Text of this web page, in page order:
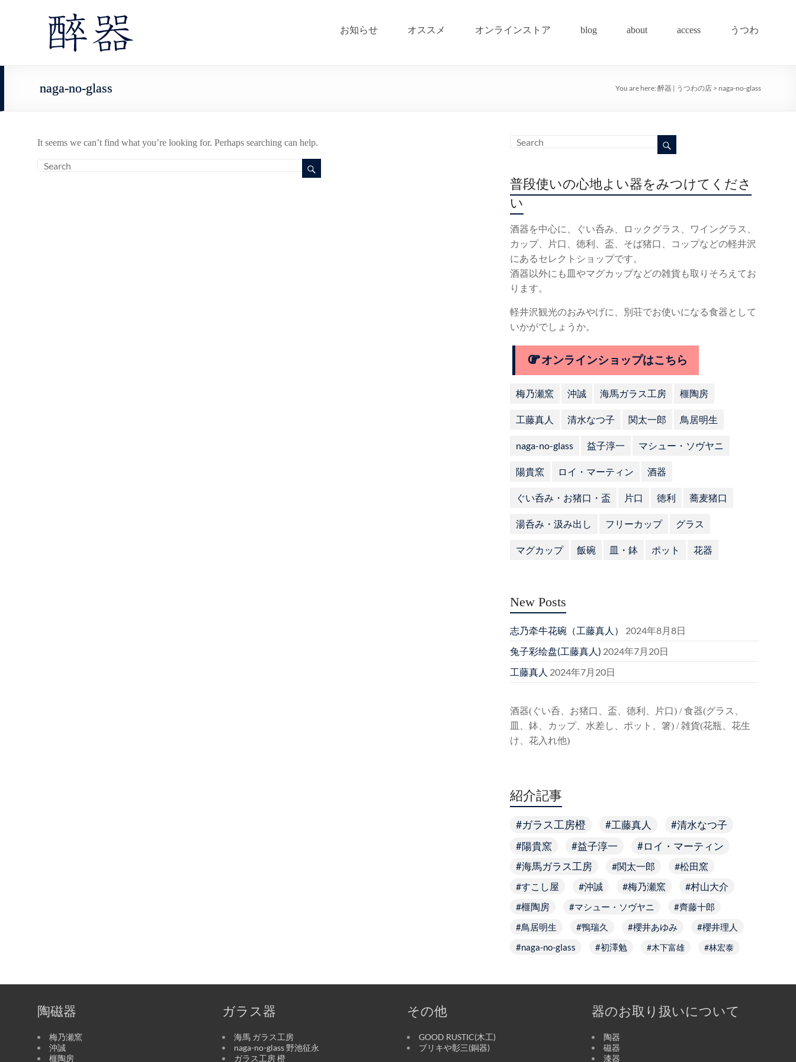
お知らせ オススメ オンラインストア blog about access うつわ
naga-no-glass You are here: 醉器 | うつわの店> naga-no-glass
It seems we can’t find what you’re looking for. Perhaps searching can help.
普段使いの心地よい器をみつけてくださ
い
酒器を中心に、ぐい呑み、ロックグラス、ワイングラス、
カップ、片口、徳利、盃、そば猪口、コップなどの軽井沢
にあるセレクトショップです。
酒器以外にも皿やマグカップなどの雑貨も取りそろえてお
ります。
軽井沢観光のおみやげに、別荘でお使いになる食器として
いかがでしょうか。
オンラインショップはこちら
梅乃瀬窯 沖誠 海馬ガラス工房 榧陶房
工藤真人 清水なつ子 関太一郎 鳥居明生
naga-no-glass 益子淳一 マシュー・ソヴヤニ
陽貴窯 ロイ・マーティン 酒器
ぐい呑み・お猪口・盃 片口 徳利 蕎麦猪口
湯呑み・汲み出し フリーカップ グラス
マグカップ 飯碗 皿・鉢 ポット 花器
New Posts
志乃牵牛花碗（工藤真人）
2024年8月8日
兔子彩绘盘(工藤真人) 2024年7月20日
工藤真人 2024年7月20日
酒器(ぐい呑、お猪口、盃、徳利、片口) / 食器(グラス、
皿、鉢、カップ、水差し、ポット、箸) / 雑貨(花瓶、花生
け、花入れ他)
紹介記事
ガラス工房橙 工藤真人
清水なつ子
陽貴窯
益子淳一 ロイ・マーティン
海馬ガラス工房 関太一郎
松田窯
すこし屋
沖誠 梅乃瀬窯 村山大介
榧陶房 マシュー・ソヴヤニ
齊藤十郎
鳥居明生
鴨瑞久 櫻井あゆみ
櫻井理人
naga-no-glass
初澤勉 木下富雄 林宏泰
陶磁器
梅乃瀬窯
沖誠
榧陶房
ガラス器
海馬 ガラス工房
naga-no-glass 野池征永
ガラス工房 橙
その他
GOOD RUSTIC(木工)
ブリキや彰三(銅器)
器のお取り扱いについて
陶器
磁器
漆器